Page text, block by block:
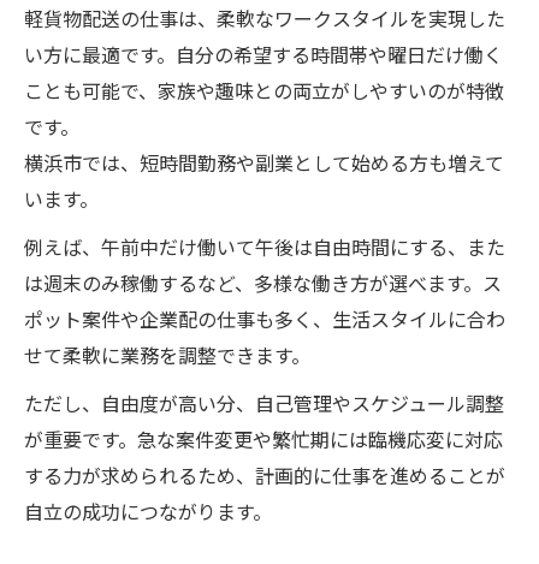
軽貨物配送の仕事は、柔軟なワークスタイルを実現した
い方に最適です。自分の希望する時間帯や曜日だけ働く
ことも可能で、家族や趣味との両立がしやすいのが特徴
です。
横浜市では、短時間勤務や副業として始める方も増えて
います。
例えば、午前中だけ働いて午後は自由時間にする、また
は週末のみ稼働するなど、多様な働き方が選べます。ス
ポット案件や企業配の仕事も多く、生活スタイルに合わ
せて柔軟に業務を調整できます。
ただし、自由度が高い分、自己管理やスケジュール調整
が重要です。急な案件変更や繁忙期には臨機応変に対応
する力が求められるため、計画的に仕事を進めることが
自立の成功につながります。